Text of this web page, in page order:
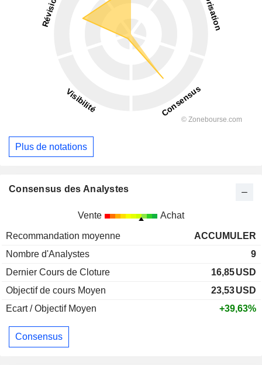
Plus de notations
Consensus des Analystes
Vente Achat
Recommandation moyenne
ACCUMULER
Nombre d'Analystes
9
Dernier Cours de Cloture
16,85USD
Objectif de cours Moyen
23,53USD
Ecart / Objectif Moyen
+39,63%
Consensus